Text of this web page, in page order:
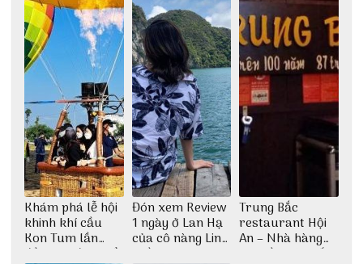
Khám phá lễ hội
khinh khí cầu
Kon Tum lần
đầu tiên được tổ
Đón xem Review
1 ngày ở Lan Hạ
của cô nàng Linh
Trần
Trung Bắc
restaurant Hội
An – Nhà hàng
cao lầu có thiết